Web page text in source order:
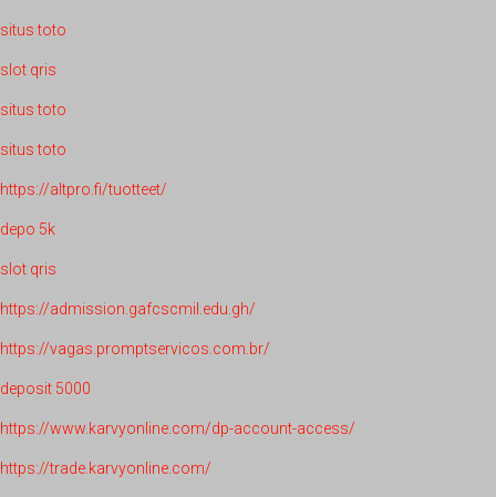
situs toto
slot qris
situs toto
situs toto
https://altpro.fi/tuotteet/
depo 5k
slot qris
https://admission.gafcscmil.edu.gh/
https://vagas.promptservicos.com.br/
deposit 5000
https://www.karvyonline.com/dp-account-access/
https://trade.karvyonline.com/